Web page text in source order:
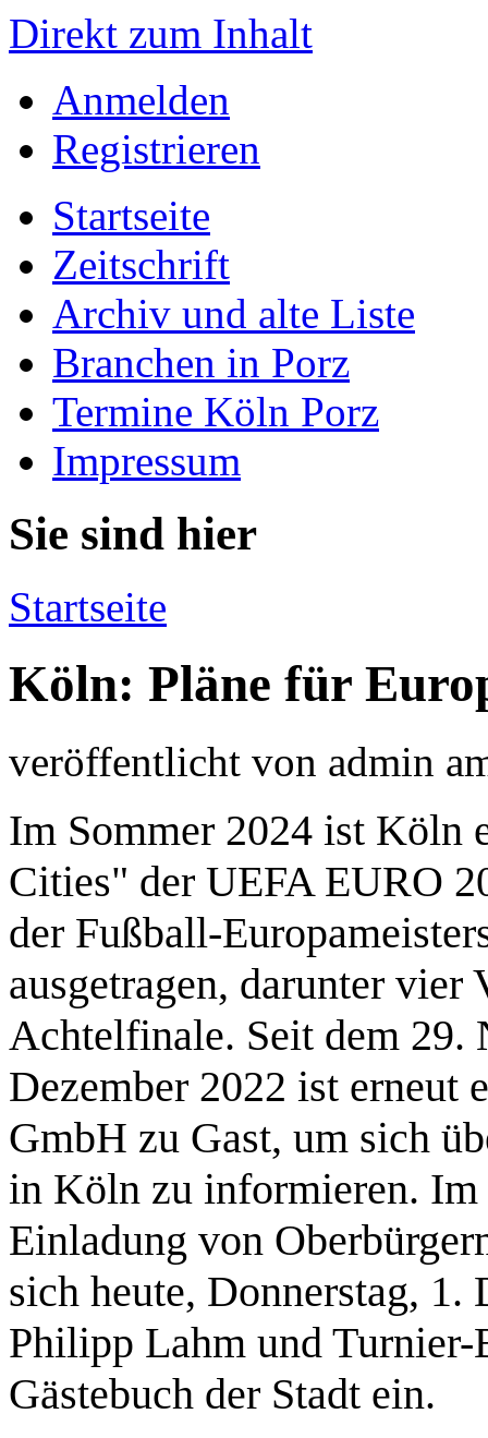
Direkt zum Inhalt
Anmelden
Registrieren
Startseite
Zeitschrift
Archiv und alte Liste
Branchen in Porz
Termine Köln Porz
Impressum
Sie sind hier
Startseite
Köln: Pläne für
veröffentlicht von admin
Im Sommer 2024 ist Köln
Cities" der UEFA EURO
der Fußball-
ausgetragen, darunter vier
Achtelfinale. Seit dem 29.
Dezember 2022 ist erneut
GmbH zu Gast, um sich
in Köln zu informieren. Im
Einladung von
sich heute, Donnerstag, 1.
Philipp Lahm und
Gästebuch der Stadt ein.